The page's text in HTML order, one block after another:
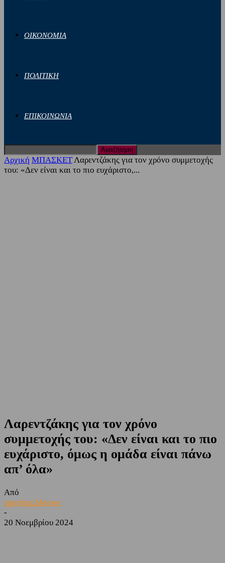
ΟΙΚΟΝΟΜΙΑ
ΠΟΛΙΤΙΚΗ
ΕΠΙΚΟΙΝΩΝΙΑ
Αρχική ΜΠΑΣΚΕΤΛαρεντζάκης για τον χρόνο συμμετοχής
του: «Δεν είναι και το πιο ευχάριστο,...
Λαρεντζάκης για τον χρόνο
συμμετοχής του: «Δεν είναι και το πιο
ευχάριστο, όμως η ομάδα είναι πάνω
απ’ όλα»
Από
sporting24news
-
20 Νοεμβρίου 2024